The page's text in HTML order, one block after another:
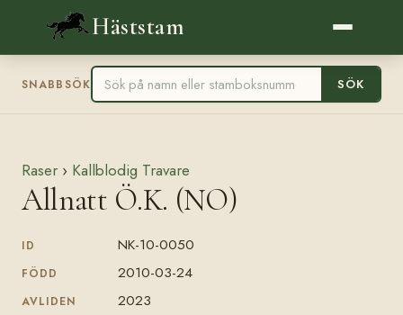
Häststam
SNABBSÖK SÖK
Raser › Kallblodig Travare
Allnatt Ö.K. (NO)
ID NK-10-0050
FÖDD 2010-03-24
AVLIDEN 2023